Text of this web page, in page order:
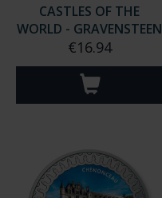
CASTLES OF THE
WORLD - GRAVENSTEEN
€16.94